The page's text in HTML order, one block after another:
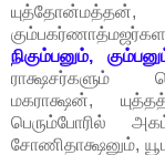
யுத்தோன்மத்தன்,
நிகும்பனும்,
ராக்ஷசர்களும்
மகராக்ஷன்,
பெரும்போரில்
சோணிதாக்ஷனும்,